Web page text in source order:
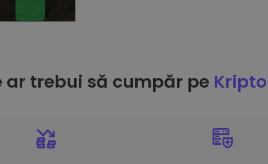
ar trebui să cumpăr pe